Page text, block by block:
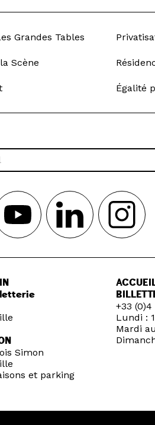
Grandes Tables
Scène
Égalité
Simon
et parking
+33
Lundi :
Mardi